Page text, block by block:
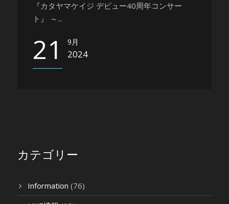
『カタヤマケイジ デビュー40周年コンサー
ト』 ～...
21 9月
2024
カテゴリー
Information (76)